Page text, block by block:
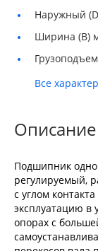
Наружный
Ширина (B)
Все
Описание
Подшипник
регулируемый,
с углом
эксплуатацию в
опорах с